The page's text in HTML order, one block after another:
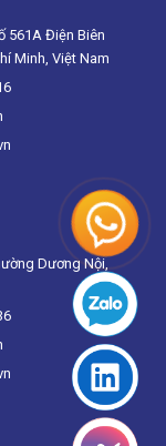
561A Điện Biên
Minh, Việt Nam
Dương Nội,